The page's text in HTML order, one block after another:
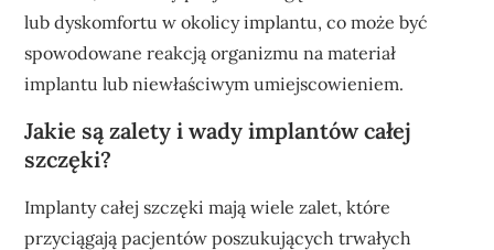
lub dyskomfortu w okolicy implantu, co może być
spowodowane reakcją organizmu na materiał
implantu lub niewłaściwym umiejscowieniem.
Jakie są zalety i wady implantów całej
szczęki?
Implanty całej szczęki mają wiele zalet, które
przyciągają pacjentów poszukujących trwałych